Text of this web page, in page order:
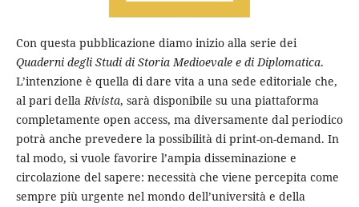
Con questa pubblicazione diamo inizio alla serie dei
Quaderni degli Studi di Storia Medioevale e di Diplomatica.
L’intenzione è quella di dare vita a una sede editoriale che,
al pari dellaRivista, sarà disponibile su una piattaforma
completamente open access, ma diversamente dal periodico
potrà anche prevedere la possibilità di print-on-demand. In
tal modo, si vuole favorire l’ampia disseminazione e
circolazione del sapere: necessità che viene percepita come
sempre più urgente nel mondo dell’università e della